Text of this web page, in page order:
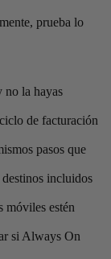
prueba lo
no la hayas
de facturación
pasos que
incluidos
móviles estén
si Always On